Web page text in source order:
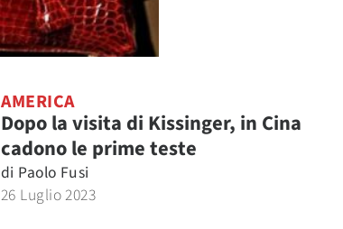
AMERICA
Dopo la visita di Kissinger, in Cina
cadono le prime teste
di Paolo Fusi
26 Luglio 2023